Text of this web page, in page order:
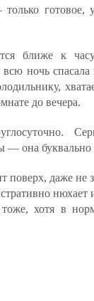
готовое,
ближе к
всю ночь
до вечера.
— она буквально
даже не
нюхает
хотя в